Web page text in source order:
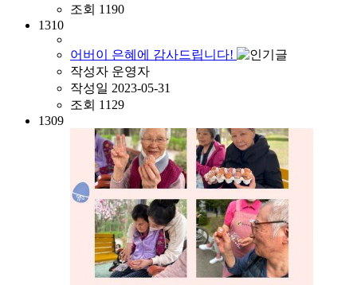
조회 1190
1310
어버이 은혜에 감사드립니다!
작성자 운영자
작성일 2023-05-31
조회 1129
1309